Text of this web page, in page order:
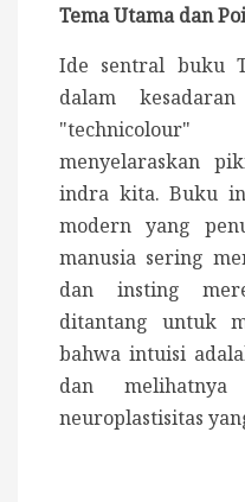
Tema Utama dan
Ide sentral buku
dalam
menyelaraskan
indra kita. Buku
modern yang
manusia sering
dan insting
ditantang untuk
bahwa intuisi
dan
neuroplastisitas